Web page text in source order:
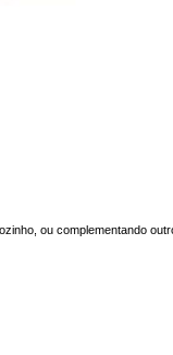
ou complementando